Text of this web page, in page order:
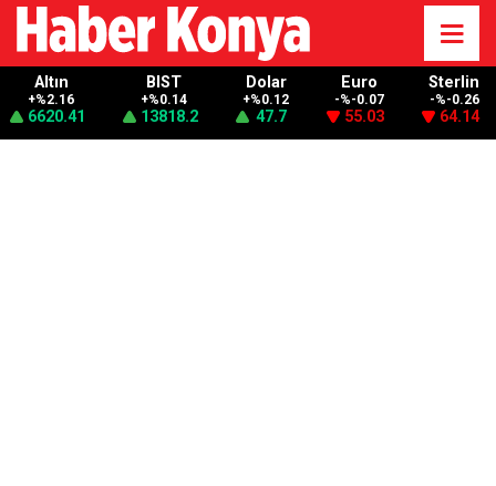
Altın
+%2.16
6620.41
BIST
+%0.14
13818.2
Dolar
+%0.12
47.7
Euro
-%-0.07
55.03
Sterlin
-%-0.26
64.14